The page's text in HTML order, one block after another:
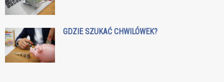
GDZIE SZUKAĆ CHWILÓWEK?